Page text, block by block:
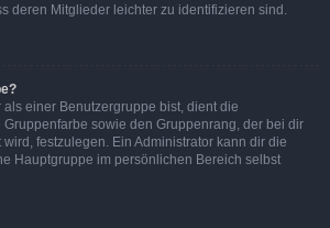
deren Mitglieder leichter zu identifizieren sind.
einer Benutzergruppe bist, dient die
sowie den Gruppenrang, der bei dir
festzulegen. Ein Administrator kann dir die
Hauptgruppe im persönlichen Bereich selbst